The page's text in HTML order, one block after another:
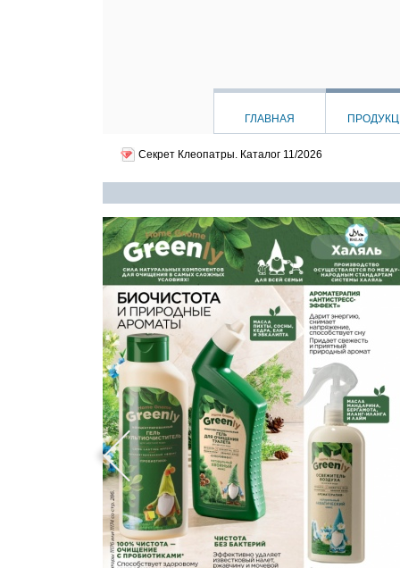
ГЛАВНАЯ
Секрет Клеопатры. Каталог 11/2026